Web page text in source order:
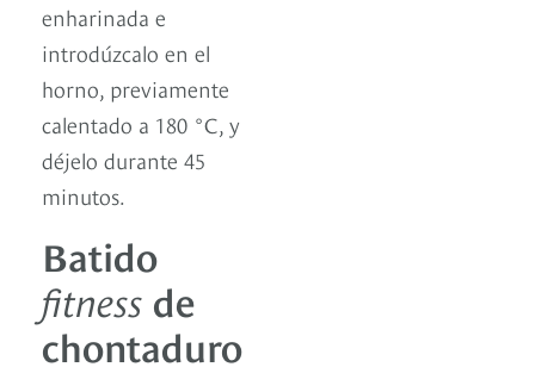
enharinada e
introdúzcalo en el
horno, previamente
calentado a 180 °C, y
déjelo durante 45
minutos.
Batido
fitness de
chontaduro